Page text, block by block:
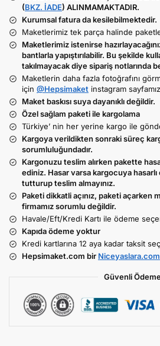
(BKZ. İADE) ALINMAMAKTADIR.
Kurumsal fatura da kesilebilmektedir.
Maketlerimiz tek parça halinde
Maketlerimiz istenirse
bantlarla yapıştırılabilir. Bu şekilde
takılmayacak diye sipariş notlarında
Maketlerin daha fazla fotoğrafını
için @Hepsimaket instagram
Maket baskısı suya dayanıklı değildir.
Özel sağlam paketi ile kargolama
Türkiye’ nin her yerine kargo ile
Kargoya verildikten sonraki süreç
sorumluluğundadır.
Kargonuzu teslim alırken pakette
ediniz. Hasar varsa kargocuya
tutturup teslim almayınız.
Paketi dikkatli açınız, paketi açarken
firmamız sorumlu değildir.
Havale/Eft/Kredi Kartı ile ödeme
Kapıda ödeme yoktur
Kredi kartlarına 12 aya kadar taksit
Hepsimaket.com bir Niceyaslara.com
Güvenli